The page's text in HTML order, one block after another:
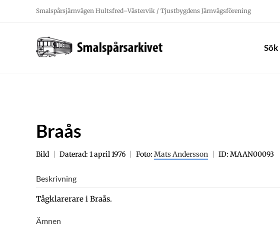
Smalspårsjärnvägen Hultsfred–Västervik / Tjustbygdens Järnvägsförening
Sök
Braås
Bild Daterad: 1 april 1976 Foto: Mats Andersson ID: MAAN00093
Beskrivning
Tågklarerare i Braås.
Ämnen